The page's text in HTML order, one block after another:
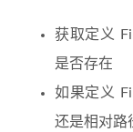
获取定义
是否存在
如果定义
还是相对路